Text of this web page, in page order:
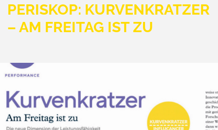
PERISKOP: KURVENKRATZER
– AM FREITAG IST ZU